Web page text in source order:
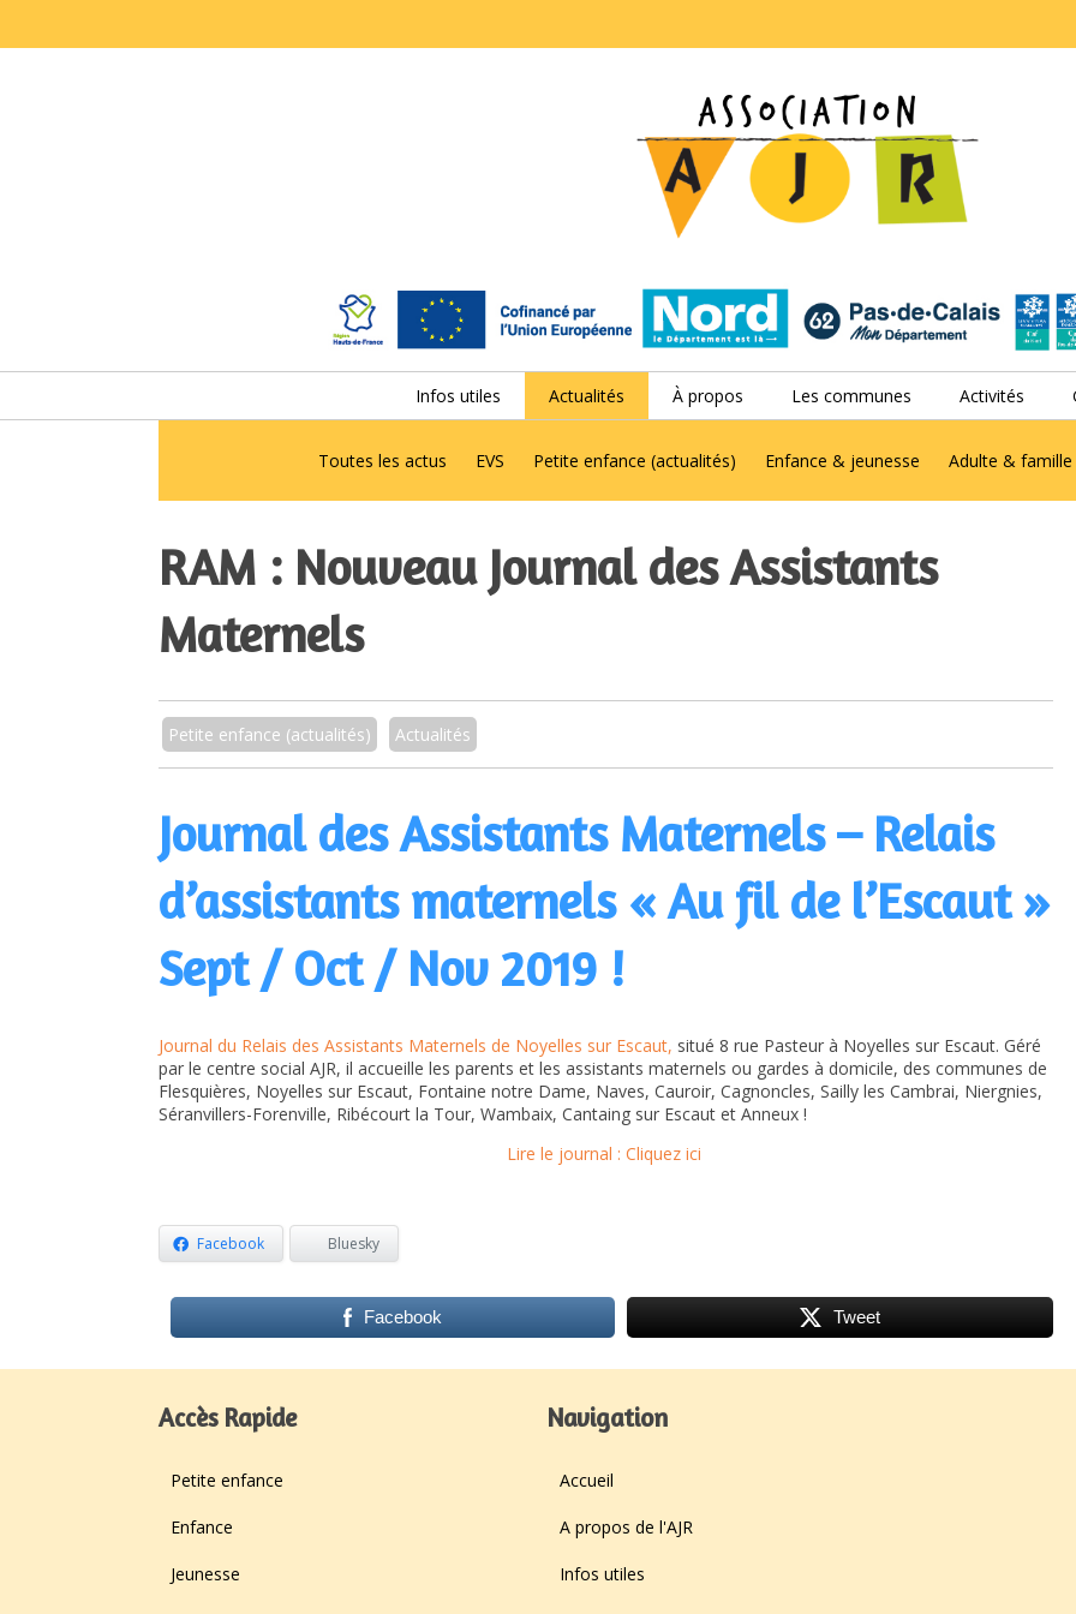
Infos utiles Actualités À propos Les communes Activités
Toutes les actus EVS Petite enfance (actualités) Enfance & jeunesse Adulte & famille
RAM : Nouveau Journal des Assistants
Maternels
Petite enfance (actualités) Actualités
Journal des Assistants Maternels – Relais
d’assistants maternels « Au fil de l’Escaut »
Sept / Oct / Nov 2019 !
Journal du Relais des Assistants Maternels de Noyelles sur Escaut, situé 8 rue Pasteur à Noyelles sur Escaut. Géré
par le centre social AJR, il accueille les parents et les assistants maternels ou gardes à domicile, des communes de
Flesquières, Noyelles sur Escaut, Fontaine notre Dame, Naves, Cauroir, Cagnoncles, Sailly les Cambrai, Niergnies,
Séranvillers-Forenville, Ribécourt la Tour, Wambaix, Cantaing sur Escaut et Anneux !
Lire le journal : Cliquez ici
Facebook Bluesky
Facebook Tweet
Accès Rapide
Petite enfance
Enfance
Jeunesse
Navigation
Accueil
A propos de l'AJR
Infos utiles